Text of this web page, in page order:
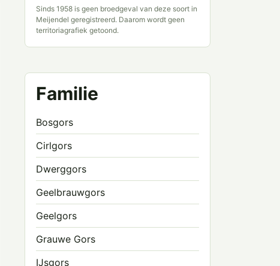
Sinds 1958 is geen broedgeval van deze soort in
Meijendel geregistreerd. Daarom wordt geen
territoriagrafiek getoond.
Familie
Bosgors
Cirlgors
Dwerggors
Geelbrauwgors
Geelgors
Grauwe Gors
IJsgors